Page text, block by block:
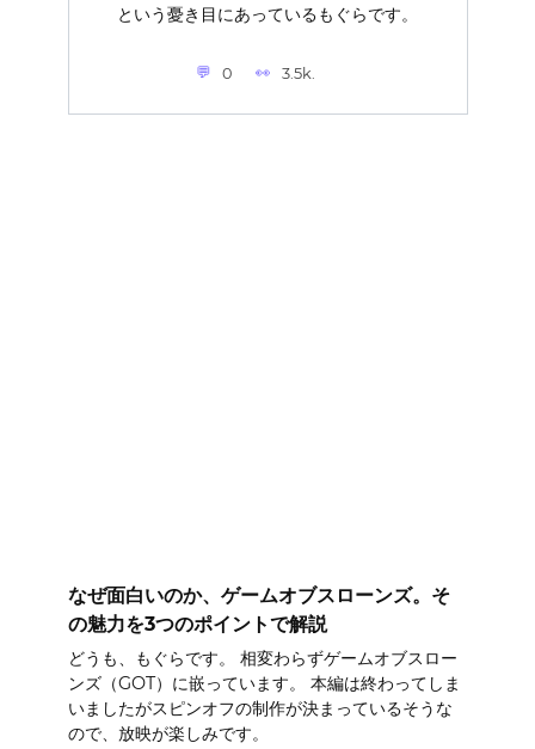
という憂き目にあっているもぐらです。
0 3.5k.
なぜ面白いのか、ゲームオブスローンズ。そ
の魅力を3つのポイントで解説
どうも、もぐらです。 相変わらずゲームオブスロー
ンズ（GOT）に嵌っています。 本編は終わってしま
いましたがスピンオフの制作が決まっているそうな
ので、放映が楽しみです。